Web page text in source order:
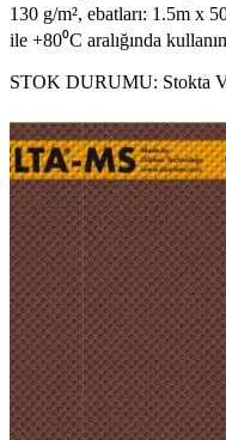
130 g/m², ebatları: 1.5m x
ile +80⁰C aralığında
STOK DURUMU: Stokta